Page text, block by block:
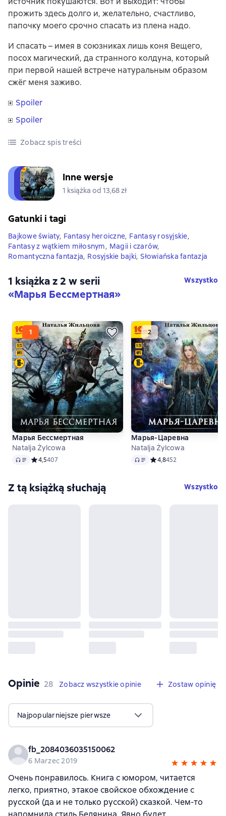
прожить здесь долго и, желательно, счастливо,
папочку моего срочно спасать из плена надо.
И спасать – имея в союзниках лишь коня Вещего,
посох магический, да странного колдуна, который
при первой нашей встрече натуральным образом
сжёг меня заживо.
Spoiler
Spoiler
Zobacz spis treści
Inne wersje
1 książka od 13,68 zł
Gatunki i tagi
Bajkowe światy, Fantasy heroiczne, Fantasy rosyjskie,
Fantasy z wątkiem miłosnym, Magii i czarów,
Romantyczna fantazja, Rosyjskie bajki, Słowiańska fantazja
1 książka z 2 w serii
«Марья Бессмертная»
Wszystko
Марья Бессмертная
Natalja Żylcowa
Audio Средний рейтинг 4,5 на основе 407 оценок
4,5407
Марья-Царевна
Natalja Żylcowa
Audio Средний рейтинг 4,8 на
4,8452
Z tą książką słuchają Wszystko
Opinie 28 opinie
28 Zobacz wszystkie opinie Zostaw opinię
Najpopularniejsze pierwsze
fb_2084036035150062
6 Marzec 2019
Очень понравилось. Книга с юмором, читается
легко, приятно, этакое свойское обхождение с
русской (да и не только русской) сказкой. Чем-то